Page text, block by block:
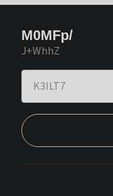
M0MFp/
J+WhhZ